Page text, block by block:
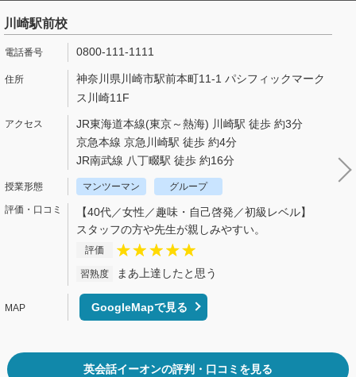
川崎駅前校
0800-111-1111
神奈川県川崎市駅前本町11-1 パシフィックマーク
ス川崎11F
JR東海道本線(東京～熱海) 川崎駅 徒歩 約3分
京急本線 京急川崎駅 徒歩 約4分
JR南武線 八丁畷駅 徒歩 約16分
マンツーマン グループ
【40代／女性／趣味・自己啓発／初級レベル】
スタッフの方や先生が親しみやすい。
評価
習熟度 まあ上達したと思う
GoogleMapで見る
英会話イーオンの評判・口コミを見る